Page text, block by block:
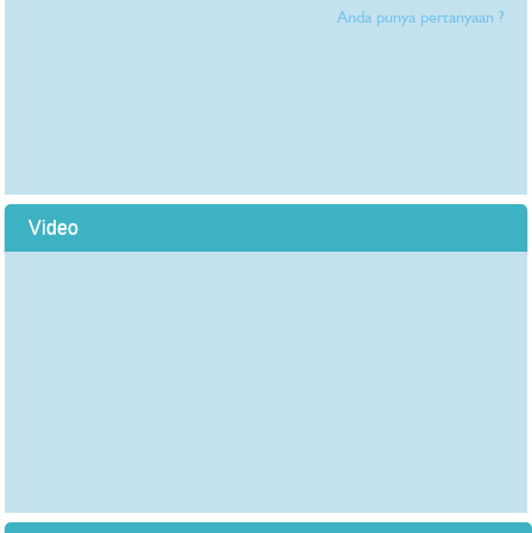
Anda punya pertanyaan ?
Video